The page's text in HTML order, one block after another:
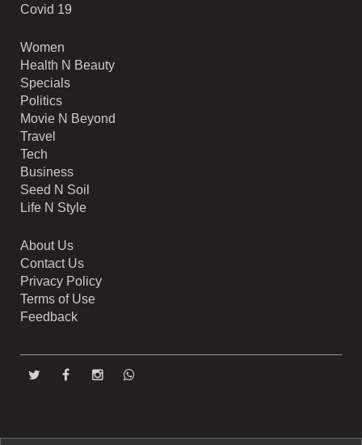
Covid 19
Women
Health N Beauty
Specials
Politics
Movie N Beyond
Travel
Tech
Business
Seed N Soil
Life N Style
About Us
Contact Us
Privacy Policy
Terms of Use
Feedback